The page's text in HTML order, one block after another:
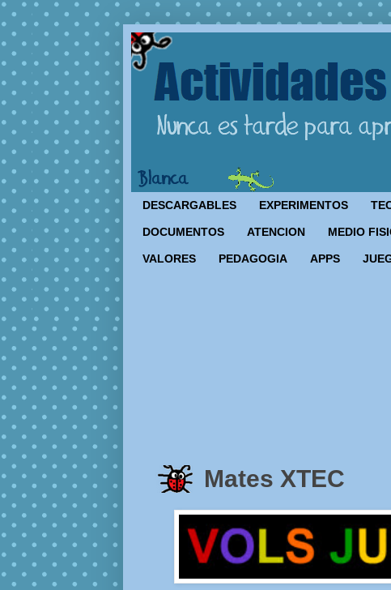
DESCARGABLES EXPERIMENTOS
DOCUMENTOS ATENCION MEDIO
VALORES PEDAGOGIA APPS
Mates XTEC